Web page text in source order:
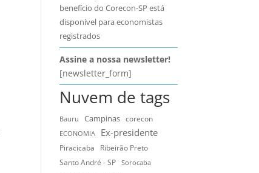
benefício do Corecon-SP está
disponível para economistas
registrados
Assine a nossa newsletter!
[newsletter_form]
Nuvem de tags
Bauru Campinas
corecon
ECONOMIA
Ex-presidente
Piracicaba
Ribeirão Preto
Santo André - SP
Sorocaba